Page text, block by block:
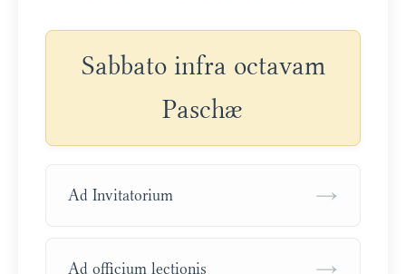
Sabbato infra octavam
Paschæ
Ad Invitatorium →
Ad officium lectionis →